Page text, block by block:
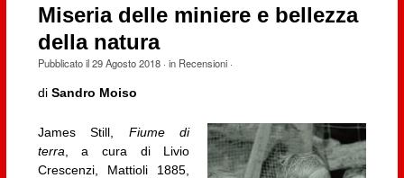
Miseria delle miniere e bellezza
della natura
Pubblicato il29 Agosto 2018· in Recensioni·
di Sandro Moiso
James Still, Fiume di
terra , a cura di Livio
Crescenzi, Mattioli 1885,